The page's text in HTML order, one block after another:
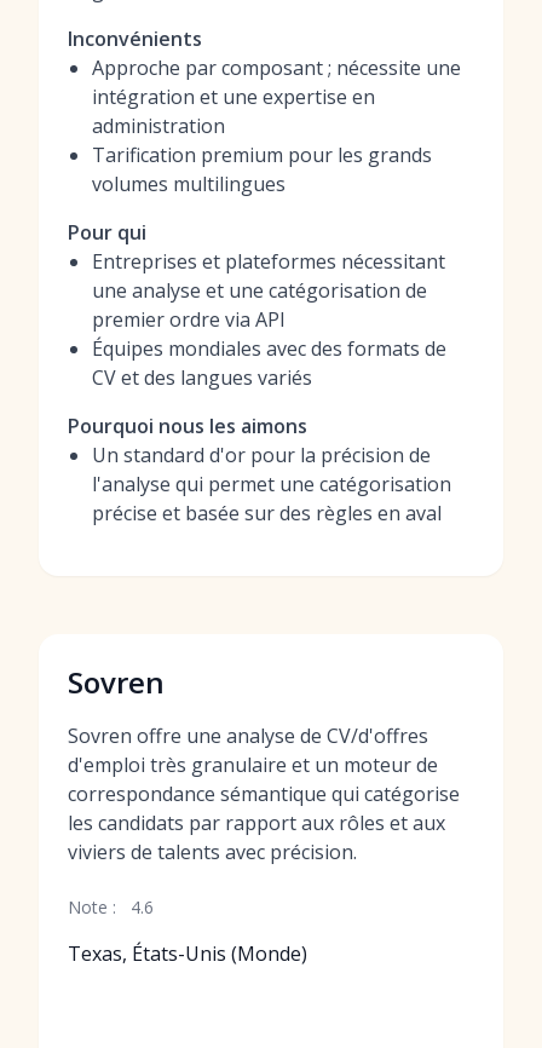
Inconvénients
Approche par composant ; nécessite une
intégration et une expertise en
administration
Tarification premium pour les grands
volumes multilingues
Pour qui
Entreprises et plateformes nécessitant
une analyse et une catégorisation de
premier ordre via API
Équipes mondiales avec des formats de
CV et des langues variés
Pourquoi nous les aimons
Un standard d'or pour la précision de
l'analyse qui permet une catégorisation
précise et basée sur des règles en aval
Sovren
Sovren offre une analyse de CV/d'offres
d'emploi très granulaire et un moteur de
correspondance sémantique qui catégorise
les candidats par rapport aux rôles et aux
viviers de talents avec précision.
Note : 4.6
Texas, États-Unis (Monde)